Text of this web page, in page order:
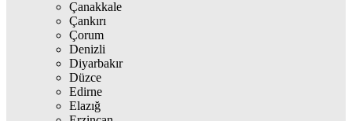
Çanakkale
Çankırı
Çorum
Denizli
Diyarbakır
Düzce
Edirne
Elazığ